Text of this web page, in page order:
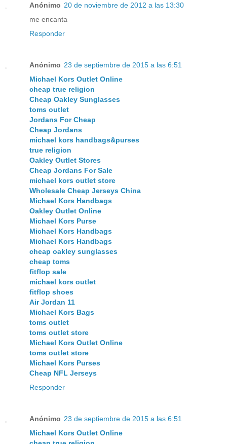
Anónimo 20 de noviembre de 2012 a las 13:30
me encanta
Responder
Anónimo 23 de septiembre de 2015 a las 6:51
Michael Kors Outlet Online
cheap true religion
Cheap Oakley Sunglasses
toms outlet
Jordans For Cheap
Cheap Jordans
michael kors handbags&purses
true religion
Oakley Outlet Stores
Cheap Jordans For Sale
michael kors outlet store
Wholesale Cheap Jerseys China
Michael Kors Handbags
Oakley Outlet Online
Michael Kors Purse
Michael Kors Handbags
Michael Kors Handbags
cheap oakley sunglasses
cheap toms
fitflop sale
michael kors outlet
fitflop shoes
Air Jordan 11
Michael Kors Bags
toms outlet
toms outlet store
Michael Kors Outlet Online
toms outlet store
Michael Kors Purses
Cheap NFL Jerseys
Responder
Anónimo 23 de septiembre de 2015 a las 6:51
Michael Kors Outlet Online